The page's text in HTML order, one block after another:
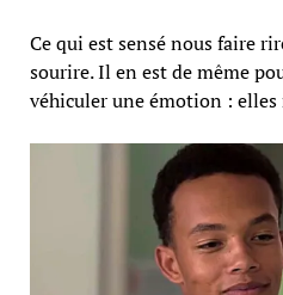
Ce qui est sensé nous faire
sourire. Il en est de même
véhiculer une émotion :